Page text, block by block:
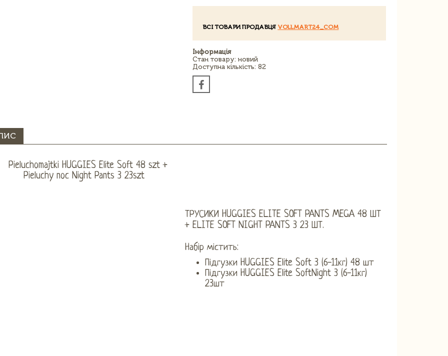
ВСІ ТОВАРИ ПРОДАВЦЯ VOLLMART24_COM
Інформація
Стан товару: новий
Доступна кількість: 82
ТРУСИКИ HUGGIES ELITE SOFT PANTS MEGA 48 ШТ
+ ELITE SOFT NIGHT PANTS 3 23 ШТ.
Набір містить:
Підгузки HUGGIES Elite Soft 3 (6-11кг) 48 шт
Підгузки HUGGIES Elite SoftNight 3 (6-11кг)
23шт